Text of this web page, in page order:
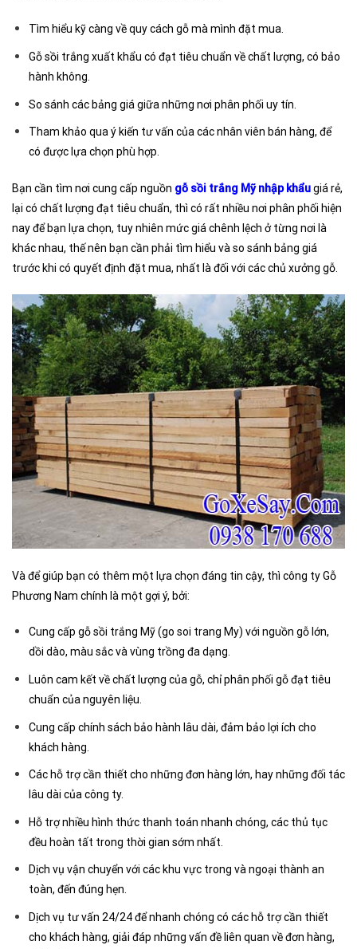
Tìm hiểu kỹ càng về quy cách gỗ mà mình đặt mua.
Gỗ sồi trắng xuất khẩu có đạt tiêu chuẩn về chất lượng, có bảo
hành không.
So sánh các bảng giá giữa những nơi phân phối uy tín.
Tham khảo qua ý kiến tư vấn của các nhân viên bán hàng, để
có được lựa chọn phù hợp.
Bạn cần tìm nơi cung cấp nguồn gỗ sồi trắng Mỹ nhập khẩugiá rẻ,
lại có chất lượng đạt tiêu chuẩn, thì có rất nhiều nơi phân phối hiện
nay để bạn lựa chọn, tuy nhiên mức giá chênh lệch ở từng nơi là
khác nhau, thế nên bạn cần phải tìm hiểu và so sánh bảng giá
trước khi có quyết định đặt mua, nhất là đối với các chủ xưởng gỗ.
Và để giúp bạn có thêm một lựa chọn đáng tin cậy, thì công ty Gỗ
Phương Nam chính là một gợi ý, bởi:
Cung cấp gỗ sồi trắng Mỹ (go soi trang My) với nguồn gỗ lớn,
dồi dào, màu sắc và vùng trồng đa dạng.
Luôn cam kết về chất lượng của gỗ, chỉ phân phối gỗ đạt tiêu
chuẩn của nguyên liệu.
Cung cấp chính sách bảo hành lâu dài, đảm bảo lợi ích cho
khách hàng.
Các hỗ trợ cần thiết cho những đơn hàng lớn, hay những đối tác
lâu dài của công ty.
Hỗ trợ nhiều hình thức thanh toán nhanh chóng, các thủ tục
đều hoàn tất trong thời gian sớm nhất.
Dịch vụ vận chuyển với các khu vực trong và ngoại thành an
toàn, đến đúng hẹn.
Dịch vụ tư vấn 24/24 để nhanh chóng có các hỗ trợ cần thiết
cho khách hàng, giải đáp những vấn đề liên quan về đơn hàng,